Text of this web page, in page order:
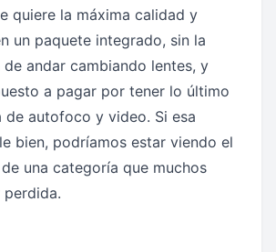
quiere la máxima calidad y
un paquete integrado, sin la
andar cambiando lentes, y
a pagar por tener lo último
de autofoco y video. Si esa
bien, podríamos estar viendo el
una categoría que muchos